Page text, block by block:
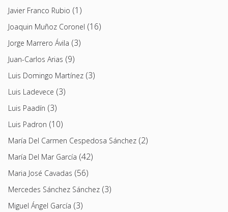
Javier Franco Rubio (1)
Joaquin Muñoz Coronel (16)
Jorge Marrero Ávila (3)
Juan-Carlos Arias (9)
Luis Domingo Martínez (3)
Luis Ladevece (3)
Luis Paadín (3)
Luis Padron (10)
María Del Carmen Cespedosa Sánchez (2)
María Del Mar García (42)
Maria José Cavadas (56)
Mercedes Sánchez Sánchez (3)
Miguel Ángel García (3)